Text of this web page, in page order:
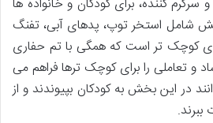
سرگرم کننده، برای کودکان و خانواده ها
شامل استخر توپ، پدهای آبی، تفنگ
کوچک تر است که همگی با تم حفاری
و تعاملی را برای کوچک ترها فراهم می
در این بخش به کودکان بپیوندند و از